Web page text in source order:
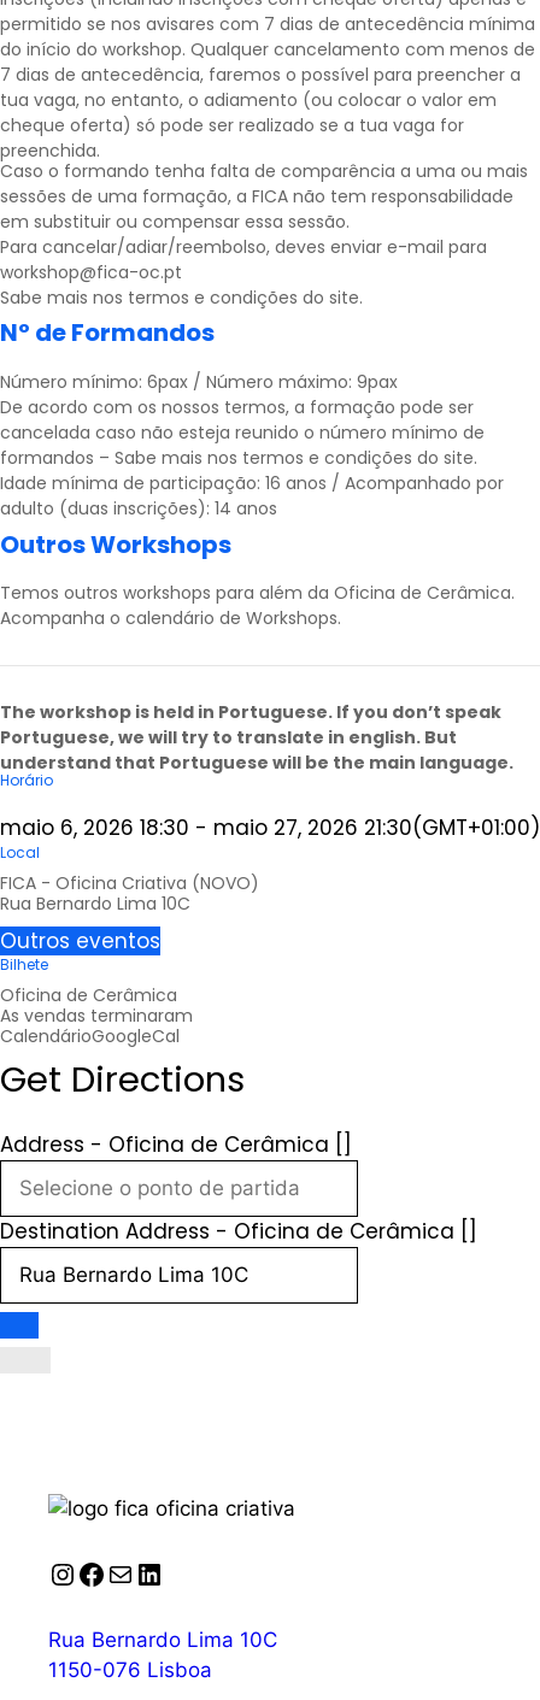
permitido se nos avisares com 7 dias de antecedência mínima
do início do workshop. Qualquer cancelamento com menos de
7 dias de antecedência, faremos o possível para preencher a
tua vaga, no entanto, o adiamento (ou colocar o valor em
cheque oferta) só pode ser realizado se a tua vaga for
preenchida.
Caso o formando tenha falta de comparência a uma ou mais
sessões de uma formação, a FICA não tem responsabilidade
em substituir ou compensar essa sessão.
Para cancelar/adiar/reembolso, deves enviar e-mail para
workshop@fica-oc.pt
Sabe mais nos termos e condições do site.
Nº de Formandos
Número mínimo: 6pax / Número máximo: 9pax
De acordo com os nossos termos, a formação pode ser
cancelada caso não esteja reunido o número mínimo de
formandos – Sabe mais nos termos e condições do site.
Idade mínima de participação: 16 anos / Acompanhado por
adulto (duas inscrições): 14 anos
Outros Workshops
Temos outros workshops para além da Oficina de Cerâmica.
Acompanha o calendário de Workshops.
The workshop is held in Portuguese. If you don’t speak
Portuguese, we will try to translate in english. But
understand that Portuguese will be the main language.
Horário
maio 6, 2026 18:30 - maio 27, 2026 21:30(GMT+01:00)
Local
FICA - Oficina Criativa (NOVO)
Rua Bernardo Lima 10C
Outros eventos
Bilhete
Oficina de Cerâmica
As vendas terminaram
CalendárioGoogleCal
Get Directions
Address - Oficina de Cerâmica []
Destination Address - Oficina de Cerâmica []
Instagram
Facebook
Correio
LinkedIn
Rua Bernardo Lima 10C
1150-076 Lisboa